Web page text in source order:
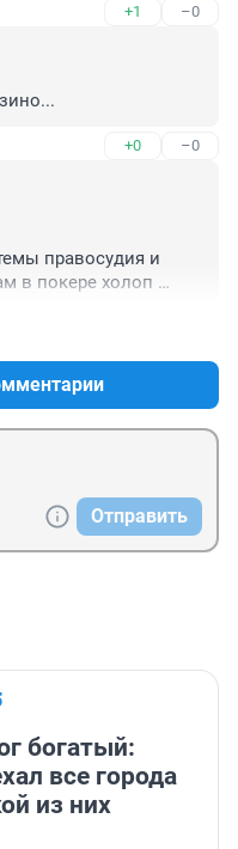
+1 –0
+0 –0
правосудия и
в покере холоп
Отправить
богатый:
все города
из них